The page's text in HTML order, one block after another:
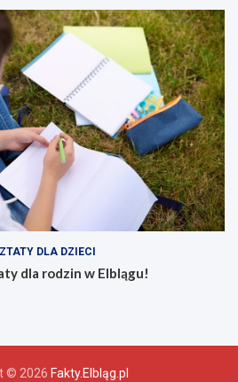
DLA DZIECI
dla rodzin w Elblągu!
© 2026 Fakty.Elbląg.pl